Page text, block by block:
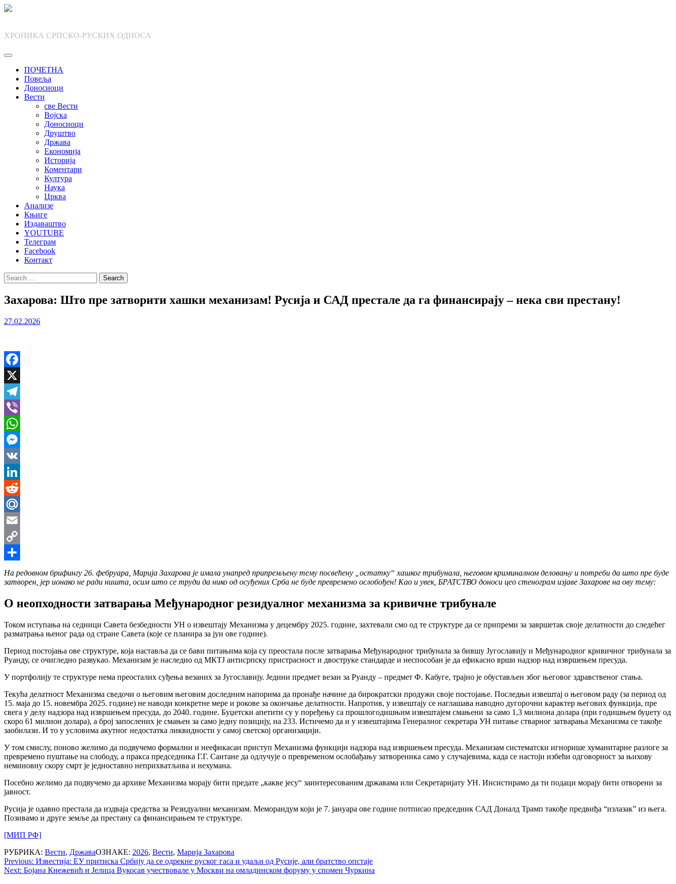
Skip
ХРОНИКА СРПСКО-РУСКИХ ОДНОСА
ПОЧЕТНА
Повеља
Доносиоци
Вести
све Вести
Војска
Доносиоци
Друштво
Држава
Економија
Историја
Коментари
Култура
Наука
Црква
Анализе
Књиге
Издаваштво
YOUTUBE
Телеграм
Facebook
Контакт
Search
for:
Захарова: Што пре затворити хашки механизам! Русија и САД престале да га финансирају – нека сви престану!
27.02.2026
Facebook
X
Telegram
Viber
WhatsApp
Messenger
VK
LinkedIn
Reddit
Mail.Ru
Email
Copy
Link
Share
На редовном брифингу 26. фебруара, Марија Захарова је имала унапред припремљену тему посвећену „остатку“ хашког трибунала, његовом криминалном деловању и потреби да што пре буде
затворен, јер ионако не ради ништа, осим што се труди да нико од осуђених Срба не буде превремено ослобођен! Као и увек, БРАТСТВО доноси цео стенограм изјаве Захарове на ову тему:
О неопходности затварања Међународног резидуалног механизма за кривичне трибунале
Током иступања на седници Савета безбедности УН о извештају Механизма у децембру 2025. године, захтевали смо од те структуре да се припреми за завршетак своје делатности до следећег
разматрања њеног рада од стране Савета (које се планира за јун ове године).
Период постојања ове структуре, која наставља да се бави питањима која су преостала после затварања Међународног трибунала за бившу Југославију и Међународног кривичног трибунала за
Руанду, се очигледно развукао. Механизам је наследио од МКТЈ антисрпску пристрасност и двоструке стандарде и неспособан је да ефикасно врши надзор над извршењем пресуда.
У портфолију те структуре нема преосталих суђења везаних за Југославију. Једини предмет везан за Руанду – предмет Ф. Кабуге, трајно је обустављен због његовог здравственог стања.
Текућа делатност Механизма сведочи о његовим његовим доследним напорима да пронађе начине да бирократски продужи своје постојање. Последњи извештај о његовом раду (за период од
15. маја до 15. новембра 2025. године) не наводи конкретне мере и рокове за окончање делатности. Напротив, у извештају се наглашава наводно дугорочни карактер његових функција, пре
свега у делу надзора над извршењем пресуда, до 2040. године. Буџетски апетити су у поређењу са прошлогодишњим извештајем смањени за само 1,3 милиона долара (при годишњем буџету од
скоро 61 милион долара), а број запослених је смањен за само једну позицију, на 233. Истичемо да и у извештајима Генералног секретара УН питање стварног затварања Механизма се такође
заобилази. И то у условима акутног недостатка ликвидности у самој светској организацији.
У том смислу, поново желимо да подвучемо формални и неефикасан приступ Механизма функцији надзора над извршењем пресуда. Механизам систематски игнорише хуманитарне разлоге за
превремено пуштање на слободу, а пракса председника Г.Г. Сантане да одлучује о превременом ослобађању затвореника само у случајевима, када се настоји избећи одговорност за њихову
неминовну скору смрт је једноставно неприхватљива и нехумана.
Посебно желимо да подвучемо да архиве Механизма морају бити предате „какве јесу“ заинтересованим државама или Секретаријату УН. Инсистирамо да ти подаци морају бити отворени за
јавност.
Русија је одавно престала да издваја средства за Резидуални механизам. Меморандум који је 7. јануара ове године потписао председник САД Доналд Трамп такође предвиђа “излазак” из њега.
Позивамо и друге земље да престану са финансирањем те структуре.
[МИП РФ]
РУБРИКА: Вести, ДржаваОЗНАКЕ: 2026, Вести, Марија Захарова
Post
navigation
Previous: Известија: ЕУ притиска Србију да се одрекне руског гаса и удаљи од Русије, али братство опстаје
Next: Бојана Кнежевић и Јелица Вукосав учествовале у Москви на омладинском форуму у спомен Чуркина